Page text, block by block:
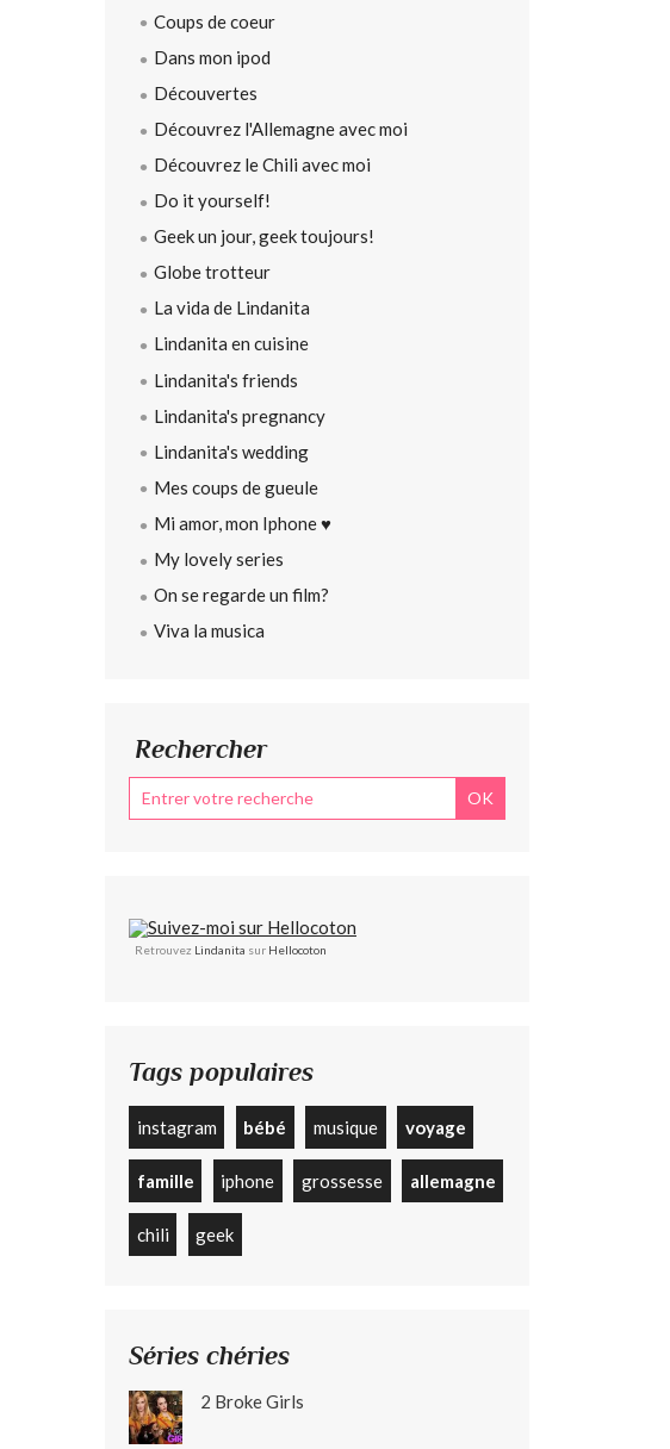
Coups de coeur
Dans mon ipod
Découvertes
Découvrez l'Allemagne avec moi
Découvrez le Chili avec moi
Do it yourself!
Geek un jour, geek toujours!
Globe trotteur
La vida de Lindanita
Lindanita en cuisine
Lindanita's friends
Lindanita's pregnancy
Lindanita's wedding
Mes coups de gueule
Mi amor, mon Iphone ♥
My lovely series
On se regarde un film?
Viva la musica
Rechercher
Retrouvez Lindanita sur Hellocoton
Tags populaires
instagram bébé musique voyage
famille iphone grossesse allemagne
chili geek
Séries chéries
2 Broke Girls